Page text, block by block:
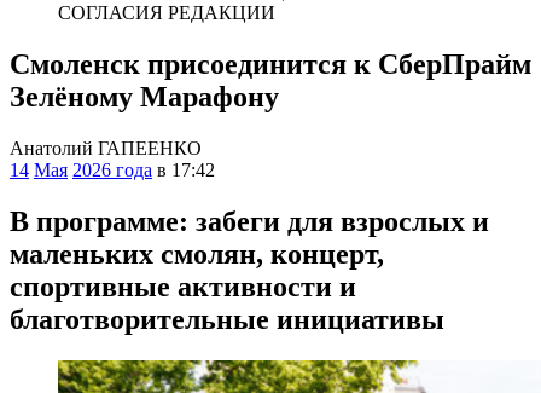
СОГЛАСИЯ РЕДАКЦИИ
Смоленск присоединится к СберПрайм
Зелёному Марафону
Анатолий ГАПЕЕНКО
14 Мая 2026 года в 17:42
В программе: забеги для взрослых и
маленьких смолян, концерт,
спортивные активности и
благотворительные инициативы